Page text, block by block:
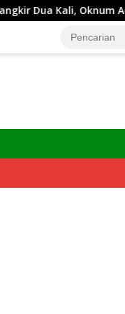
Advokat Jadi DPO